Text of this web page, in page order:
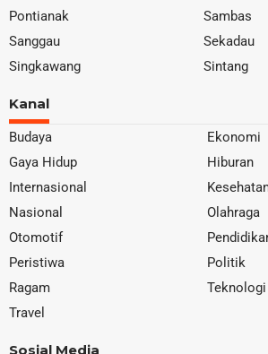
Pontianak
Sambas
Sanggau
Sekadau
Singkawang
Sintang
Kanal
Budaya
Ekonomi
Gaya Hidup
Hiburan
Internasional
Nasional
Olahraga
Otomotif
Peristiwa
Politik
Ragam
Teknologi
Travel
Sosial Media